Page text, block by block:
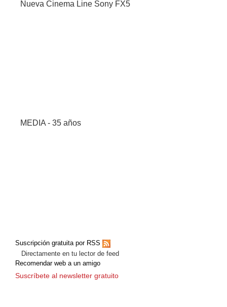
Nueva Cinema Line Sony FX5
MEDIA - 35 años
Suscripción gratuita por RSS
Directamente en tu lector de feed
Recomendar web a un amigo
Suscríbete al newsletter gratuito